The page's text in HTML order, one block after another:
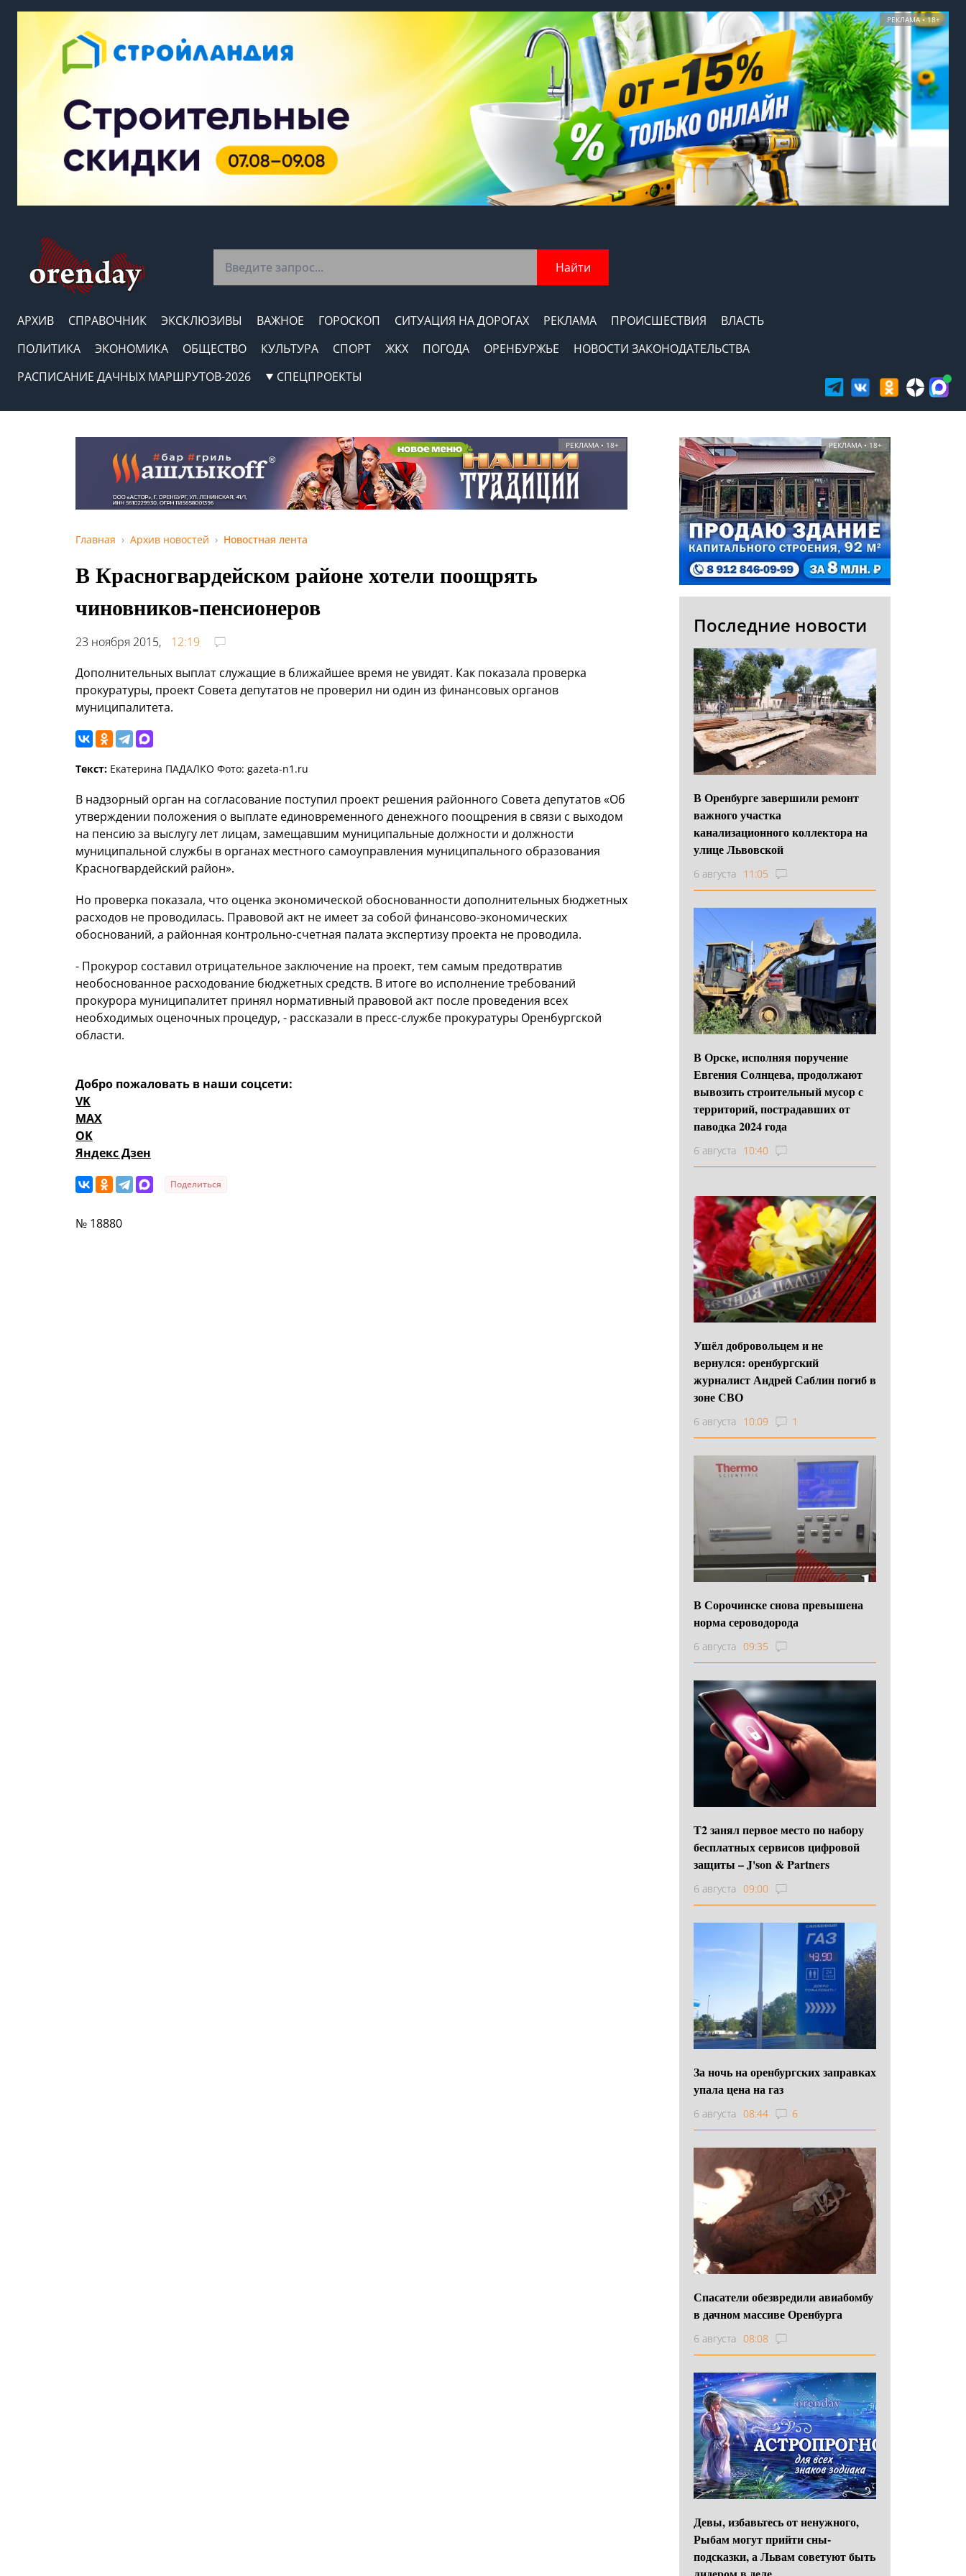
РЕКЛАМА • 18+
Найти
АРХИВ СПРАВОЧНИК ЭКСКЛЮЗИВЫ ВАЖНОЕ ГОРОСКОП СИТУАЦИЯ НА ДОРОГАХ РЕКЛАМА ПРОИСШЕСТВИЯ
ВЛАСТЬ
ПОЛИТИКА
ЭКОНОМИКА ОБЩЕСТВО КУЛЬТУРА СПОРТ ЖКХ ПОГОДА ОРЕНБУРЖЬЕ
НОВОСТИ ЗАКОНОДАТЕЛЬСТВА
РАСПИСАНИЕ ДАЧНЫХ МАРШРУТОВ-2026
СПЕЦПРОЕКТЫ
РЕКЛАМА • 18+
Главная Архив новостей Новостная лента
В Красногвардейском районе хотели поощрять
чиновников-пенсионеров
23 ноября 2015,
12:19
Дополнительных выплат служащие в ближайшее время не увидят. Как показала проверка
прокуратуры, проект Совета депутатов не проверил ни один из финансовых органов
муниципалитета.
Текст: Екатерина ПАДАЛКО Фото: gazeta-n1.ru
В надзорный орган на согласование поступил проект решения районного Совета депутатов «Об
утверждении положения о выплате единовременного денежного поощрения в связи с выходом
на пенсию за выслугу лет лицам, замещавшим муниципальные должности и должности
муниципальной службы в органах местного самоуправления муниципального образования
Красногвардейский район».
Но проверка показала, что оценка экономической обоснованности дополнительных бюджетных
расходов не проводилась. Правовой акт не имеет за собой финансово-экономических
обоснований, а районная контрольно-счетная палата экспертизу проекта не проводила.
- Прокурор составил отрицательное заключение на проект, тем самым предотвратив
необоснованное расходование бюджетных средств. В итоге во исполнение требований
прокурора муниципалитет принял нормативный правовой акт после проведения всех
необходимых оценочных процедур, - рассказали в пресс-службе прокуратуры Оренбургской
области.
Добро пожаловать в наши соцсети:
VK
MAX
OK
Яндекс Дзен
Поделиться
№ 18880
РЕКЛАМА • 18+
Последние новости
В Оренбурге завершили ремонт
важного участка
канализационного коллектора на
улице Львовской
6 августа 11:05
В Орске, исполняя поручение
Евгения Солнцева, продолжают
вывозить строительный мусор с
территорий, пострадавших от
паводка 2024 года
6 августа 10:40
Ушёл добровольцем и не
вернулся: оренбургский
журналист Андрей Саблин погиб в
зоне СВО
6 августа 10:09 1
В Сорочинске снова превышена
норма сероводорода
6 августа 09:35
Т2 занял первое место по набору
бесплатных сервисов цифровой
защиты – J'son & Partners
6 августа 09:00
За ночь на оренбургских заправках
упала цена на газ
6 августа 08:44 6
Спасатели обезвредили авиабомбу
в дачном массиве Оренбурга
6 августа 08:08
Девы, избавьтесь от ненужного,
Рыбам могут прийти сны-
подсказки, а Львам советуют быть